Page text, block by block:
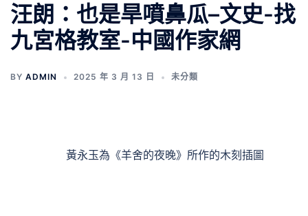
汪朗：也是旱噴鼻瓜–文史-找
九宮格教室-中國作家網
BY ADMIN 2025 年 3 月 13 日 未分類
黃永玉為《羊舍的夜晚》所作的木刻插圖